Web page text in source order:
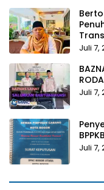
Juli 7,
RODA
Juli 7,
Juli 7,